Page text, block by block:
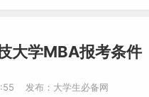
大学MBA报考条件
发布：大学生必备网